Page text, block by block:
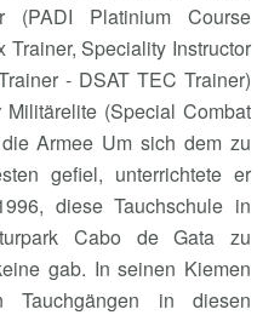
(PADI Platinium Course
Trainer, Speciality Instructor
- DSAT TEC Trainer)
Militärelite (Special Combat
Armee Um sich dem zu
gefiel, unterrichtete er
diese Tauchschule in
Cabo de Gata zu
gab. In seinen Kiemen
Tauchgängen in diesen